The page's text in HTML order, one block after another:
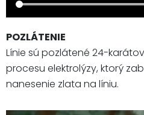
POZLÁTENIE
Línie sú pozlátené 24-
procesu elektrolýzy, ktorý
nanesenie zlata na líniu.